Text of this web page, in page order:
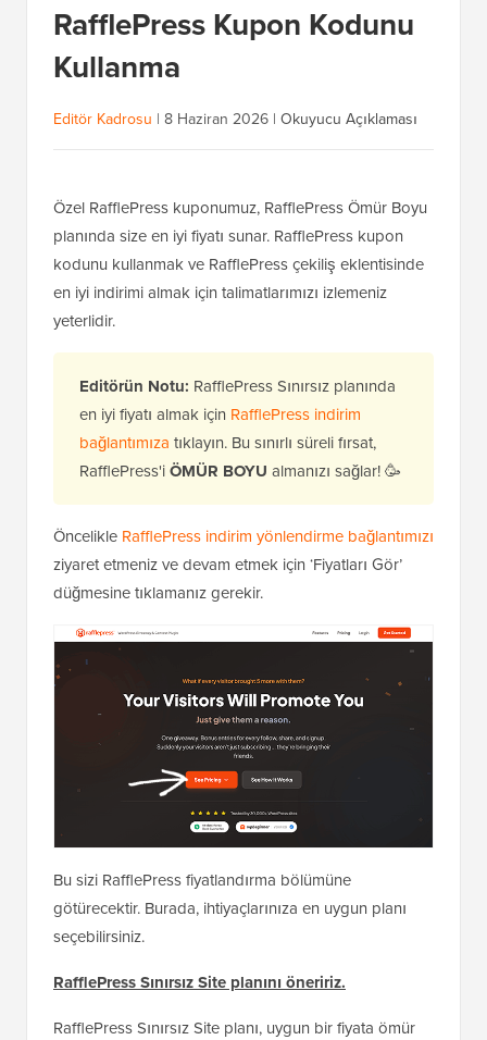
RafflePress Kupon Kodunu
Kullanma
Editör Kadrosu | 8 Haziran 2026 | Okuyucu Açıklaması
Özel RafflePress kuponumuz, RafflePress Ömür Boyu
planında size en iyi fiyatı sunar. RafflePress kupon
kodunu kullanmak ve RafflePress çekiliş eklentisinde
en iyi indirimi almak için talimatlarımızı izlemeniz
yeterlidir.
Editörün Notu: RafflePress Sınırsız planında
en iyi fiyatı almak için RafflePress indirim
bağlantımıza tıklayın. Bu sınırlı süreli fırsat,
RafflePress'iÖMÜR BOYU almanızı sağlar! 🥳
Öncelikle RafflePress indirim yönlendirme bağlantımızı
ziyaret etmeniz ve devam etmek için ‘Fiyatları Gör’
düğmesine tıklamanız gerekir.
Bu sizi RafflePress fiyatlandırma bölümüne
götürecektir. Burada, ihtiyaçlarınıza en uygun planı
seçebilirsiniz.
RafflePress Sınırsız Site planını öneririz.
RafflePress Sınırsız Site planı, uygun bir fiyata ömür